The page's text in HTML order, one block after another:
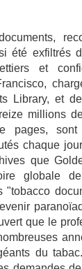
été exfiltrés
et
,
Library, et de
millions
pages, sont
chaque
que
globale
"tobacco
que le
du